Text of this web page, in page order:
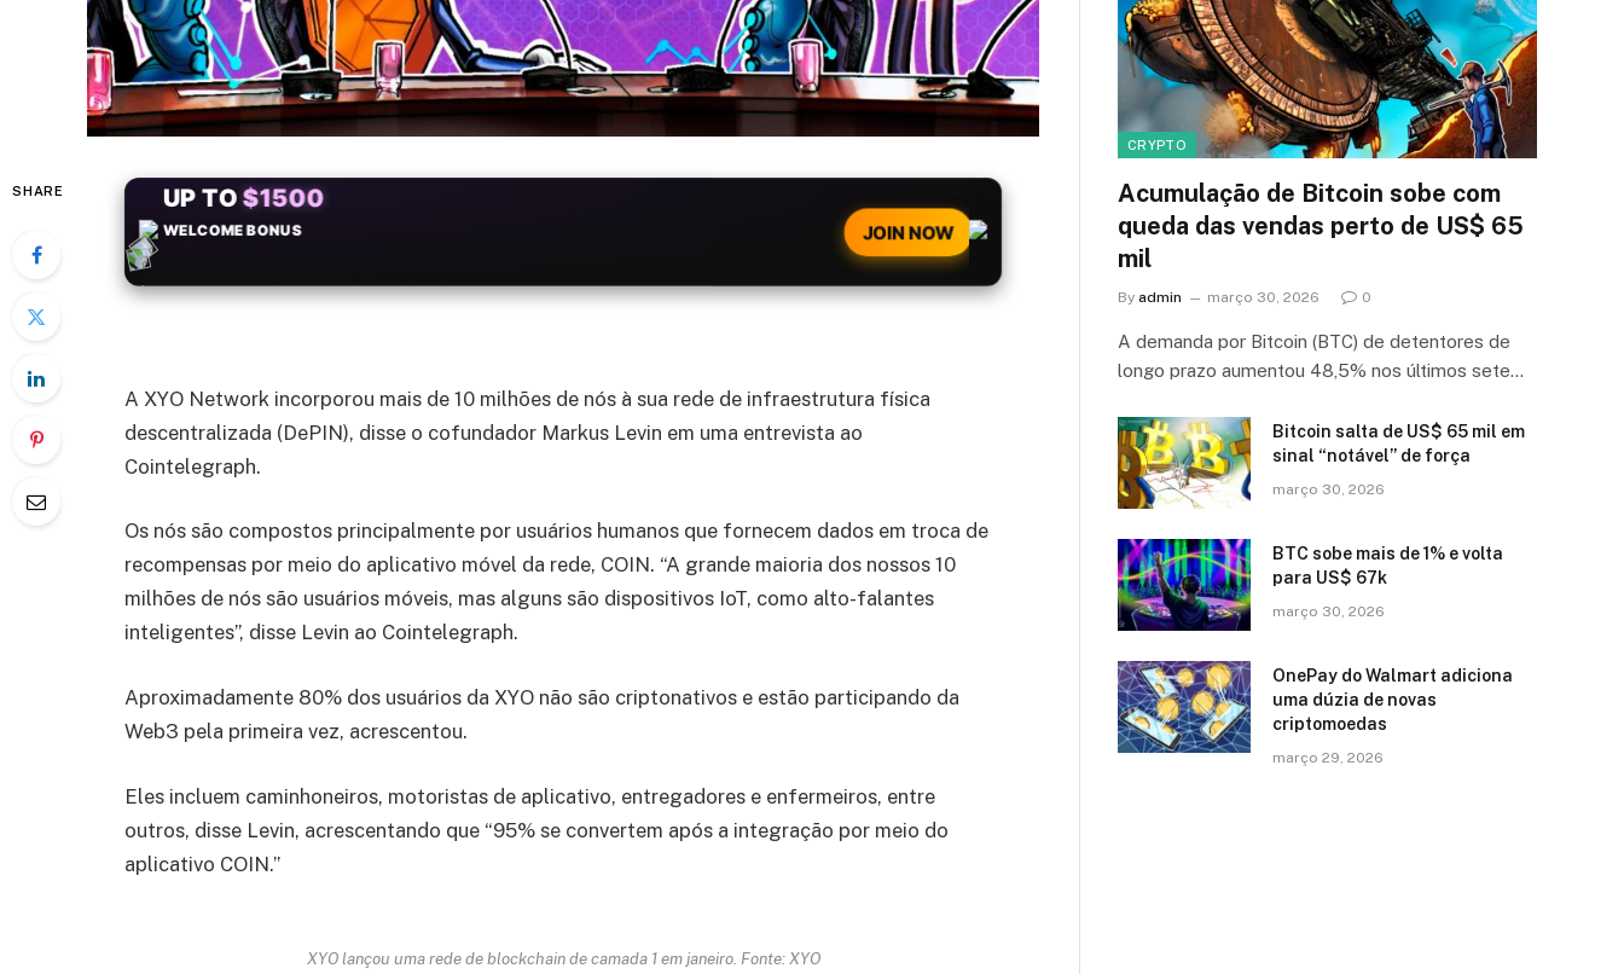
SHARE +50FREESPINS
JOIN NOW
A XYO Network incorporou mais de 10 milhões de nós à sua rede de infraestrutura física
descentralizada (DePIN), disse o cofundador Markus Levin em uma entrevista ao
Cointelegraph.
Os nós são compostos principalmente por usuários humanos que fornecem dados em troca de
recompensas por meio do aplicativo móvel da rede, COIN. “A grande maioria dos nossos 10
milhões de nós são usuários móveis, mas alguns são dispositivos IoT, como alto-falantes
inteligentes”, disse Levin ao Cointelegraph.
Aproximadamente 80% dos usuários da XYO não são criptonativos e estão participando da
Web3 pela primeira vez, acrescentou.
Eles incluem caminhoneiros, motoristas de aplicativo, entregadores e enfermeiros, entre
outros, disse Levin, acrescentando que “95% se convertem após a integração por meio do
aplicativo COIN.”
XYO lançou uma rede de blockchain de camada 1 em janeiro. Fonte: XYO
CRYPTO
Acumulação de Bitcoin sobe com
queda das vendas perto de US$ 65
mil
By admin março 30, 2026 0
A demanda por Bitcoin (BTC) de detentores de
longo prazo aumentou 48,5% nos últimos sete…
Bitcoin salta de US$ 65 mil em
sinal “notável” de força
março 30, 2026
BTC sobe mais de 1% e volta
para US$ 67k
março 30, 2026
OnePay do Walmart adiciona
uma dúzia de novas
criptomoedas
março 29, 2026